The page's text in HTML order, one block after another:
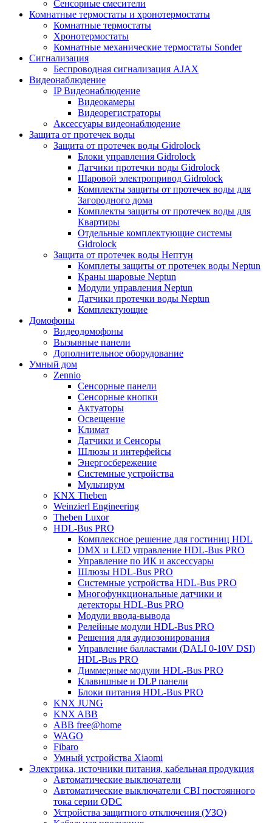
Сенсорные смесители
Комнатные термостаты и хронотермостаты
Комнатные термостаты
Хронотермостаты
Комнатные механические термостаты Sonder
Сигнализация
Беспроводная сигнализация AJAX
Видеонаблюдение
IP Видеонаблюдение
Видеокамеры
Видеорегистраторы
Аксессуары видеонаблюдение
Защита от протечек воды
Защита от протечек воды Gidrolock
Блоки управления Gidrolock
Датчики протечки воды Gidrolock
Шаровой электропривод Gidrolock
Комплекты защиты от протечек воды для
Загородного дома
Комплекты защиты от протечек воды для
Квартиры
Отдельные комплектующие системы
Gidrolock
Защита от протечек воды Нептун
Комплеты защиты от протечек воды Neptun
Краны шаровые Neptun
Модули управления Neptun
Датчики протечки воды Neptun
Комплектующие
Домофоны
Видеодомофоны
Вызывные панели
Дополнительное оборудование
Умный дом
Zennio
Сенсорные панели
Сенсорные кнопки
Актуаторы
Освещение
Климат
Датчики и Сенсоры
Шлюзы и интерфейсы
Энергосбережение
Системные устройства
Мультирум
KNX Theben
Weinzierl Engineering
Theben Luxor
HDL-Bus PRO
Комплексное решение для гостиниц HDL
DMX и LED управление HDL-Bus PRO
Управление по ИК и аксессуары
Шлюзы HDL-Bus PRO
Системные устройства HDL-Bus PRO
Многофункциональные датчики и
детекторы HDL-Bus PRO
Модули ввода-вывода
Релейные модули HDL-Bus PRO
Решения для аудиозонирования
Управление балластами (DALI 0-10V DSI)
HDL-Bus PRO
Диммерные модули HDL-Bus PRO
Клавишные и DLP панели
Блоки питания HDL-Bus PRO
KNX JUNG
KNX ABB
ABB free@home
WAGO
Fibaro
Умный устройства Xiaomi
Электрика, источники питания, кабельная продукция
Автоматические выключатели
Автоматические выключатели CBI постоянного
тока серии QDC
Устройства защитного отключения (УЗО)